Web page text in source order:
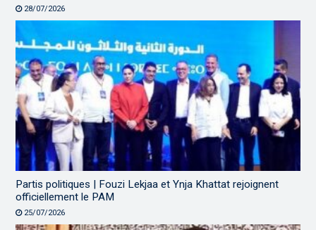
28/07/2026
Partis politiques | Fouzi Lekjaa et Ynja Khattat rejoignent
officiellement le PAM
25/07/2026